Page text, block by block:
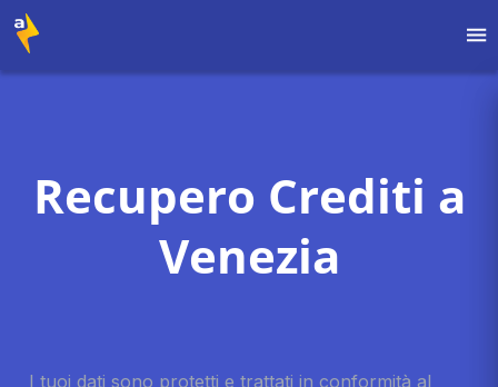
Recupero Crediti a
Venezia